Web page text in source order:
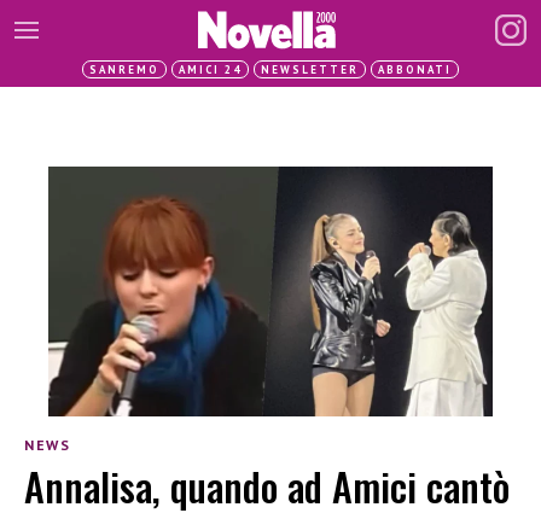
SANREMO AMICI 24 NEWSLETTER ABBONATI
NEWS
Annalisa, quando ad Amici cantò